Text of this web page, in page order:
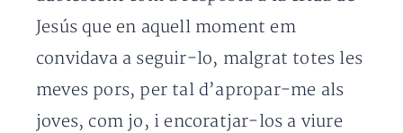
Jesús que en aquell moment em
convidava a seguir-lo, malgrat totes les
meves pors, per tal d’apropar-me als
joves, com jo, i encoratjar-los a viure